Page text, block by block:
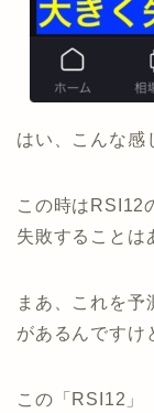
はい、こんな感
この時はRSI12
失敗することは
まあ、これを予
があるんですけ
この「RSI12」